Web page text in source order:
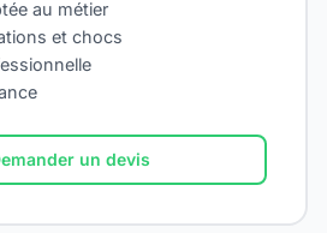
au métier
et chocs
un devis